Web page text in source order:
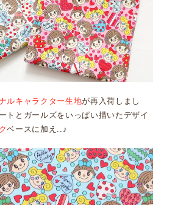
ルキャラクター生地が再入荷しまし
トとガールズをいっぱい描いたデザイ
ベースに加え..♪